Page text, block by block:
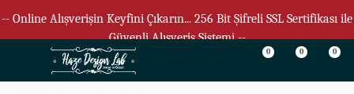
-- Online Alışverişin Keyfini Çıkarın... 256 Bit Şifreli SSL Sertifikası ile
Güvenli Alışveriş Sistemi --
0 0 0